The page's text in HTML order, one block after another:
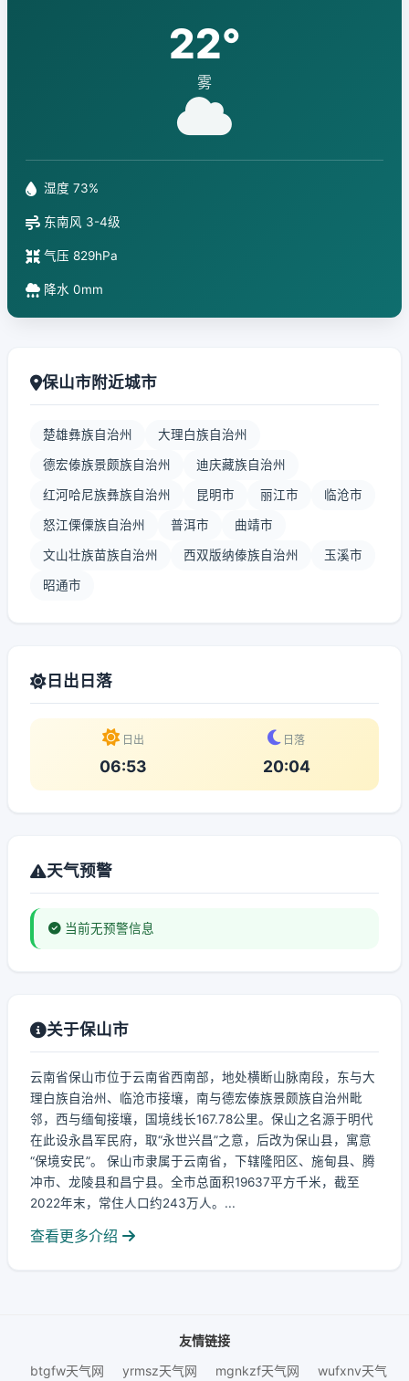
22°
雾
湿度 73%
东南风 3-4级
气压 829hPa
降水 0mm
保山市附近城市
楚雄彝族自治州 大理白族自治州
德宏傣族景颇族自治州 迪庆藏族自治州
红河哈尼族彝族自治州 昆明市 丽江市 临沧市
怒江傈僳族自治州 普洱市 曲靖市
文山壮族苗族自治州 西双版纳傣族自治州 玉溪市
昭通市
日出日落
日出
06:53
日落
20:04
天气预警
当前无预警信息
关于保山市
云南省保山市位于云南省西南部，地处横断山脉南段，东与大
理白族自治州、临沧市接壤，南与德宏傣族景颇族自治州毗
邻，西与缅甸接壤，国境线长167.78公里。保山之名源于明代
在此设永昌军民府，取“永世兴昌”之意，后改为保山县，寓意
“保境安民”。 保山市隶属于云南省，下辖隆阳区、施甸县、腾
冲市、龙陵县和昌宁县。全市总面积19637平方千米，截至
2022年末，常住人口约243万人。...
查看更多介绍
友情链接
btgfw天气网
yrmsz天气网 mgnkzf天气网 wufxnv天气